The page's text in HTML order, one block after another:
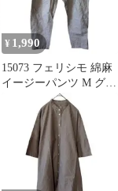
¥ 1,990
15073 フェリシモ 綿麻
イージーパンツ M グレ
ー 千鳥格子 リネン混